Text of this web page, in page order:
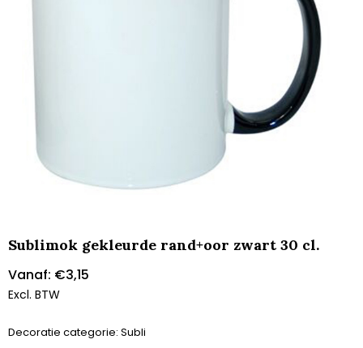
Sublimok gekleurde rand+oor zwart 30 cl.
Vanaf: €3,15
Excl. BTW
Decoratie categorie: Subli